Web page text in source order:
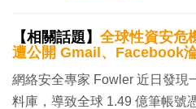
【相關話題】 全球性資安危
遭公開 Gmail、Facebook
網絡安全專家 Fowler 近日發現
料庫，導致全球 1.49 億筆帳號